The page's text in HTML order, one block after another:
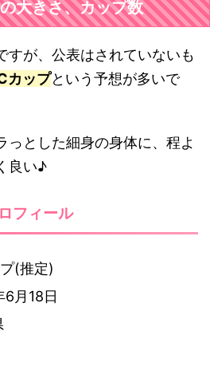
大きさ、カップ数
すが、公表はされていないも
カップという予想が多いで
っとした細身の身体に、程よ
良い♪
フィール
(推定)
6月18日